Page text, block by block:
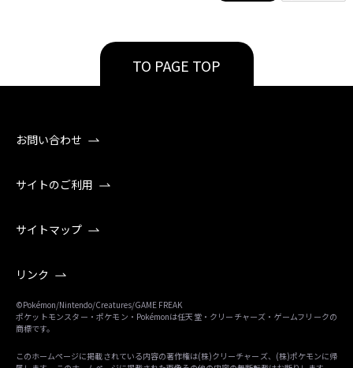
TO PAGE TOP
お問い合わせ
サイトのご利用
サイトマップ
リンク
©Pokémon/Nintendo/Creatures/GAME FREAK
ポケットモンスター・ポケモン・Pokémonは任天堂・クリーチャーズ・ゲームフリークの
商標です。
このホームページに掲載されている内容の著作権は(株)クリーチャーズ、(株)ポケモンに帰